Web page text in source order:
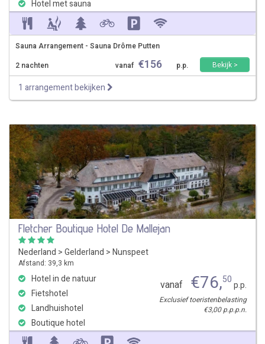
Hotel met sauna
Sauna Arrangement - Sauna Drôme Putten
2 nachten
vanaf €156 p.p. Bekijk >
1 arrangement bekijken
Fletcher Boutique Hotel De Mallejan
Nederland >Gelderland >Nunspeet
Afstand: 39,3 km
Hotel in de natuur
Fietshotel
Landhuishotel
Boutique hotel
vanaf €76,50p.p.
Exclusief toeristenbelasting
€3,00 p.p.p.n.